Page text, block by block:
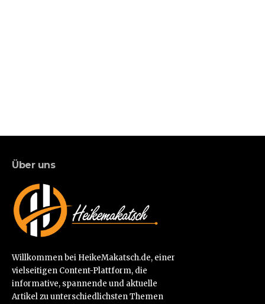
Über uns
Willkommen bei HeikeMakatsch.de, einer
vielseitigen Content-Plattform, die
informative, spannende und aktuelle
Artikel zu unterschiedlichsten Themen